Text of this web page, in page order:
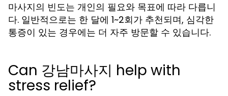
마사지의 빈도는 개인의 필요와 목표에 따라 다릅니
다. 일반적으로는 한 달에 1~2회가 추천되며, 심각한
통증이 있는 경우에는 더 자주 방문할 수 있습니다.
Can 강남마사지 help with
stress relief?